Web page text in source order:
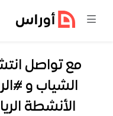
مع تواصل
الشياب و
الأنشطة